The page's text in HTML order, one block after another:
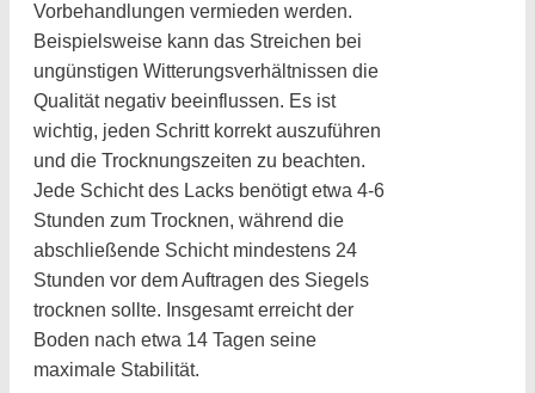
Vorbehandlungen vermieden werden.
Beispielsweise kann das Streichen bei
ungünstigen Witterungsverhältnissen die
Qualität negativ beeinflussen. Es ist
wichtig, jeden Schritt korrekt auszuführen
und die Trocknungszeiten zu beachten.
Jede Schicht des Lacks benötigt etwa 4-6
Stunden zum Trocknen, während die
abschließende Schicht mindestens 24
Stunden vor dem Auftragen des Siegels
trocknen sollte. Insgesamt erreicht der
Boden nach etwa 14 Tagen seine
maximale Stabilität.